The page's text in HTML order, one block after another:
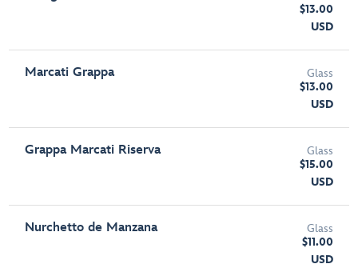
$13.00
USD
Marcati Grappa
Glass
$13.00
USD
Grappa Marcati Riserva
Glass
$15.00
USD
Nurchetto de Manzana
Glass
$11.00
USD